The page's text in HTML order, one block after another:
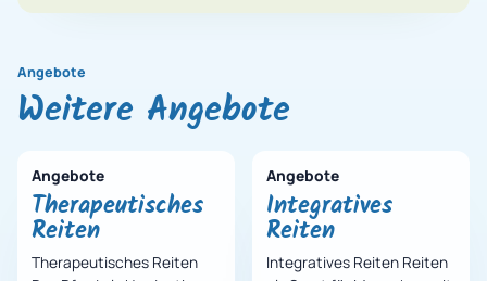
Angebote
Weitere Angebote
Angebote
Therapeutisches
Reiten
Therapeutisches Reiten
Angebote
Integratives
Reiten
Integratives Reiten Reiten